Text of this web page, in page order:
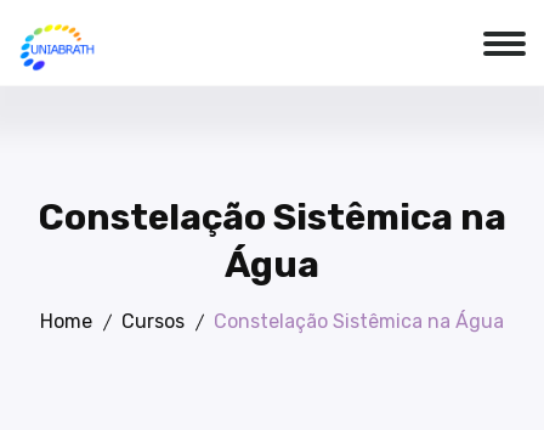
Constelação Sistêmica na
Água
Home Cursos Constelação Sistêmica na Água